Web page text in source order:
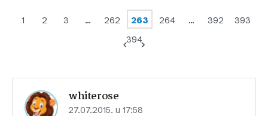
1 2 3 … 262 263 264 … 392
393
394
whiterose
27.07.2015. u 17:58